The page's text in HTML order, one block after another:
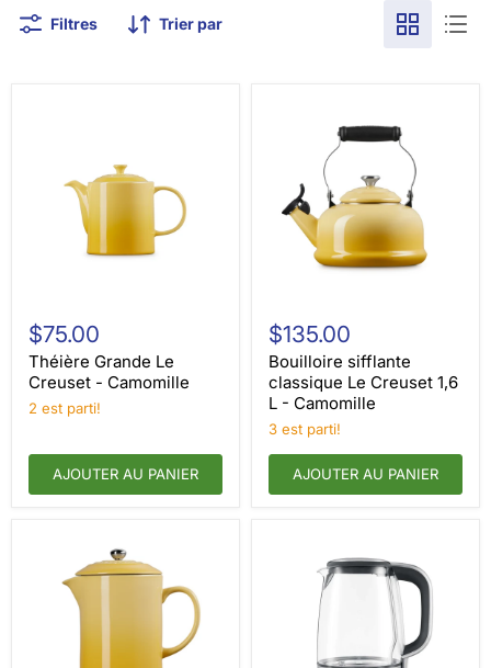
Filtres Trier par
Grande
Le
Creuset
Camomille
$75.00
Théière Grande Le
Creuset - Camomille
2 est parti!
AJOUTER AU PANIER
sifflante
classique
Le
Creuset
1,6
L
$135.00
Bouilloire sifflante
classique Le Creuset 1,6
L - Camomille
3 est parti!
AJOUTER AU PANIER